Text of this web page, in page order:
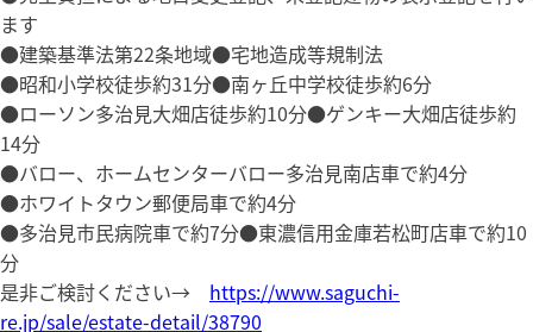
ます
●建築基準法第22条地域●宅地造成等規制法
●昭和小学校徒歩約31分●南ヶ丘中学校徒歩約6分
●ローソン多治見大畑店徒歩約10分●ゲンキー大畑店徒歩約
14分
●バロー、ホームセンターバロー多治見南店車で約4分
●ホワイトタウン郵便局車で約4分
●多治見市民病院車で約7分●東濃信用金庫若松町店車で約10
分
是非ご検討ください→ https://www.saguchi-
re.jp/sale/estate-detail/38790